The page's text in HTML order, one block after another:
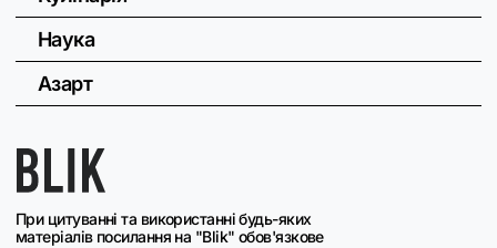
При цитуванні та використанні будь-яких
матеріалів посилання на "Blik" обов'язкове
Наука
Азарт